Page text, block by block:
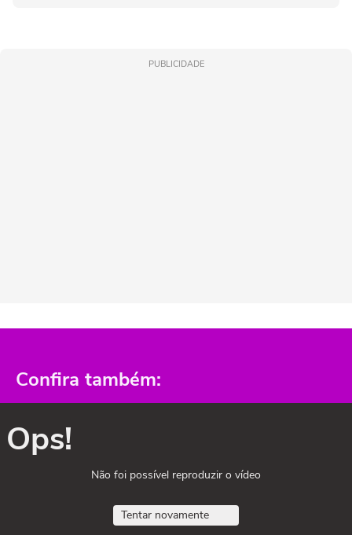
PUBLICIDADE
Confira também:
Ops!
Não foi possível reproduzir o vídeo
Tentar novamente